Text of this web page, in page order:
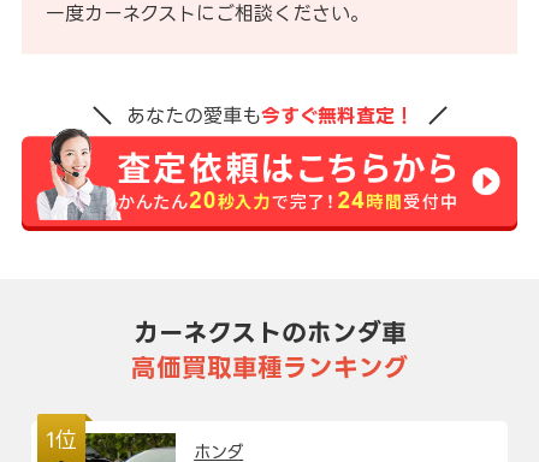
一度カーネクストにご相談ください。
あなたの愛車も今すぐ無料査定！
カーネクストのホンダ車
高価買取車種ランキング
1位
ホンダ